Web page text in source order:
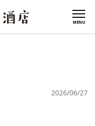
MENU
2026/06/27